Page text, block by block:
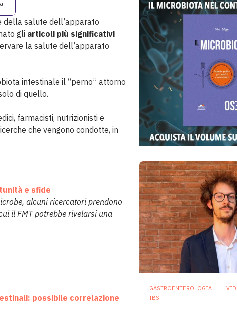
della salute dell’apparato
gli articoli più significativi
la salute dell’apparato
intestinale il “perno” attorno
di quello.
farmacisti, nutrizionisti e
che vengono condotte, in
e sfide
alcuni ricercatori prendono
il FMT potrebbe rivelarsi una
possibile correlazione
GASTROENTEROLOGIA
IBS